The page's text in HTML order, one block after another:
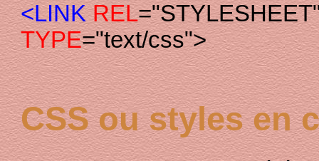
<LINK REL
TYPE="text/css">
CSS ou styles en